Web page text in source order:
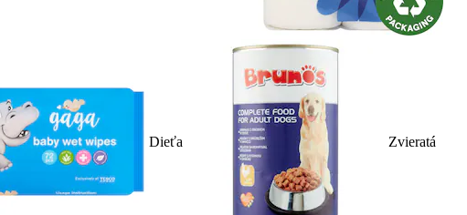
Dieťa Zvieratá